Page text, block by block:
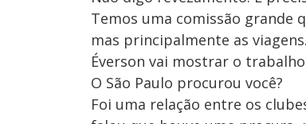
Temos uma comissão grande
mas principalmente as
Éverson vai mostrar o
O São Paulo procurou você?
Foi uma relação entre os